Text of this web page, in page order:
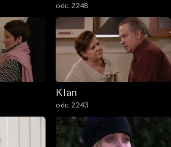
odc. 2248
Klan
odc. 2243